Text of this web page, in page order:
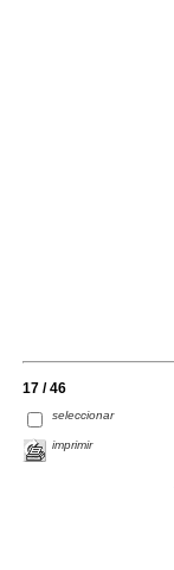
17 / 46
seleccionar
imprimir